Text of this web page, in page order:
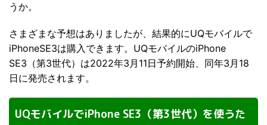
うか。
さまざまな予想はありましたが、結果的にUQモバイルで
iPhoneSE3は購入できます。UQモバイルのiPhone
SE3（第3世代）は2022年3月11日予約開始、同年3月18
日に発売されます。
UQモバイルでiPhone SE3（第3世代）を使うた